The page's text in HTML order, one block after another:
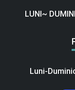
LUNI~
Luni-